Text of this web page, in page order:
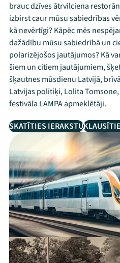
brauc dzīves ātrvilciena
izbirst caur mūsu sabiedrības
kā nevērtīgi? Kāpēc mēs
dažādību mūsu sabiedrībā un
polarizējošos jautājumos? Kā
šiem un citiem jautājumiem,
šķautnes mūsdienu Latvijā,
Latvijas politiķi, Lolita
festivāla LAMPA apmeklētāji.
SKATĪTIES IERAKSTU